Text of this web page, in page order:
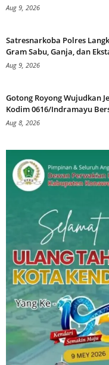
Aug 9, 2026
Satresnarkoba Polres
Gram Sabu, Ganja, dan
Aug 9, 2026
Gotong Royong Wujudkan
Kodim 0616/Indramayu
Aug 8, 2026